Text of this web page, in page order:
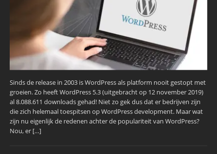
Sinds de release in 2003 is WordPress als platform nooit gestopt met
groeien. Zo heeft WordPress 5.3 (uitgebracht op 12 november 2019)
al 8.088.611 downloads gehad! Niet zo gek dus dat er bedrijven zijn
die zich helemaal toespitsen op WordPress development. Maar wat
zijn nu eigenlijk de redenen achter de populariteit van WordPress?
Nou, er […]